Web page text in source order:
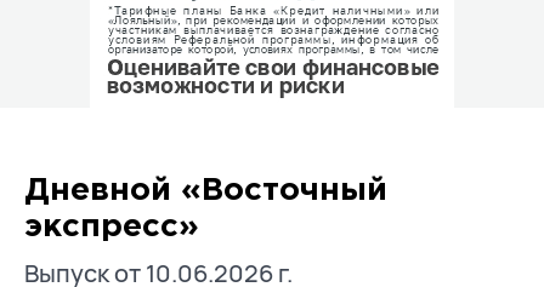
Дневной «Восточный
экспресс»
Выпуск от 10.06.2026 г.